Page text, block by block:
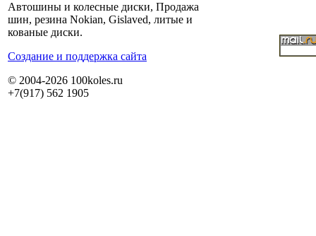
Автошины и колесные диски, Продажа
шин, резина Nokian, Gislaved, литые и
кованые диски.
Cоздание и поддержка сайта
© 2004-2026 100koles.ru
+7(917) 562 1905